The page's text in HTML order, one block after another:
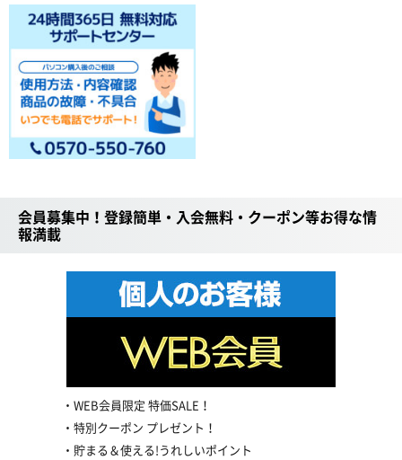
会員募集中！登録簡単・入会無料・クーポン等お得な情
報満載
WEB会員限定 特価SALE！
特別クーポン プレゼント！
貯まる＆使える!うれしいポイント